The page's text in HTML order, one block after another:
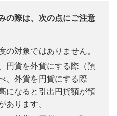
の際は、次の点にご注意
の対象ではありません。
円貨を外貨にする際（預
、外貨を円貨にする際
になると引出円貨額が預
あります。